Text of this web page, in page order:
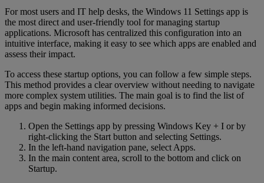
For most users and IT help desks, the Windows 11 Settings app is
the most direct and user-friendly tool for managing startup
applications. Microsoft has centralized this configuration into an
intuitive interface, making it easy to see which apps are enabled and
assess their impact.
To access these startup options, you can follow a few simple steps.
This method provides a clear overview without needing to navigate
more complex system utilities. The main goal is to find the list of
apps and begin making informed decisions.
Open the Settings app by pressing Windows Key + I or by
right-clicking the Start button and selecting Settings.
In the left-hand navigation pane, select Apps.
In the main content area, scroll to the bottom and click on
Startup.